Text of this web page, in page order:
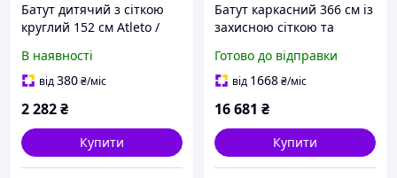
Батут дитячий з сіткою
круглий 152 см Atleto /
молодшого віку
В наявності
від380₴/міс
2 282₴
Купити
Батут каркасний 366 см із
захисною сіткою та
дорослих до 180 кг.
Готово до відправки
від 1668₴/міс
16 681 ₴
Купити